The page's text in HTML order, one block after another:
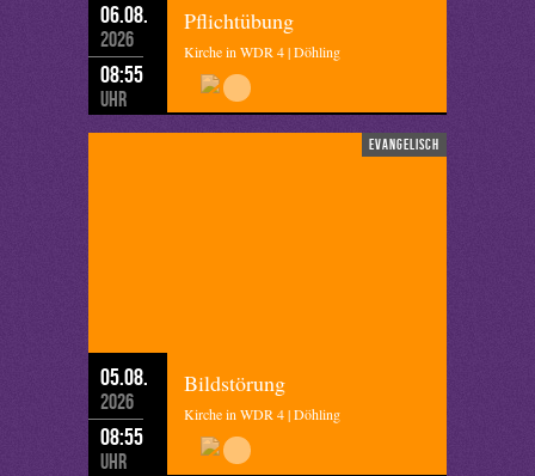
06.08.
2026
08:55
Uhr
Pflichtübung
Kirche in WDR 4 | Döhling
evangelisch
05.08.
2026
08:55
Uhr
Bildstörung
Kirche in WDR 4 | Döhling